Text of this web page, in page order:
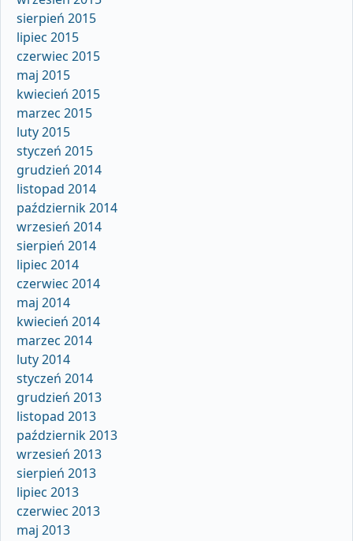
sierpień 2015
lipiec 2015
czerwiec 2015
maj 2015
kwiecień 2015
marzec 2015
luty 2015
styczeń 2015
grudzień 2014
listopad 2014
październik 2014
wrzesień 2014
sierpień 2014
lipiec 2014
czerwiec 2014
maj 2014
kwiecień 2014
marzec 2014
luty 2014
styczeń 2014
grudzień 2013
listopad 2013
październik 2013
wrzesień 2013
sierpień 2013
lipiec 2013
czerwiec 2013
maj 2013